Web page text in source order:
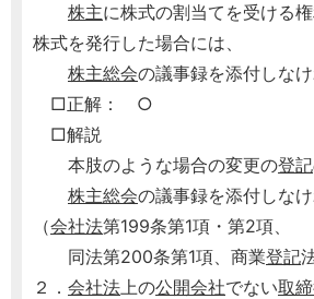
株主に株式の割当てを受ける
株式を発行した場合には、
株主総会の議事録を添付しなけ
□正解： ○
□解説
本肢のような場合の変更の登記
株主総会の議事録を添付しな
（会社法第199条第1項・第2項、
同法第200条第1項、商業登記
２． 会社法上の公開会社でない取